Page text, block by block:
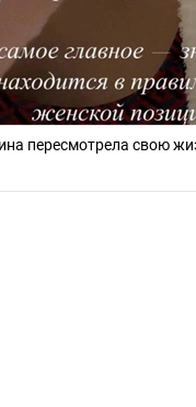
пересмотрела свою